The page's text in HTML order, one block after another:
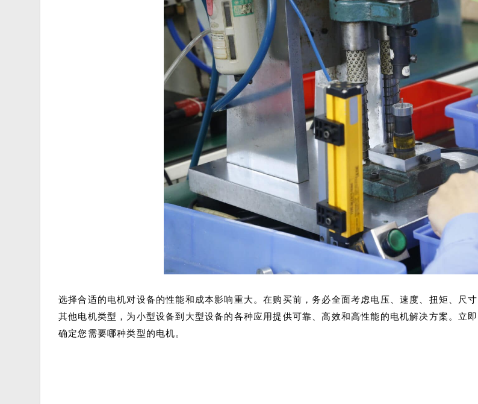
选择合适的电机对设备的性能和成本影响重大。在购买前，务必全面考虑电压、速度、扭矩、尺
其他电机类型，为小型设备到大型设备的各种应用提供可靠、高效和高性能的电机解决方案。立
确定您需要哪种类型的电机。